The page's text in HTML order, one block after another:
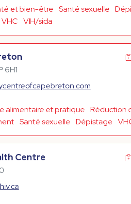
et bien-être Santé sexuelle
VHC VIH/sida
6H1
alimentaire et pratique Réduction
Santé sexuelle Dépistage
Centre